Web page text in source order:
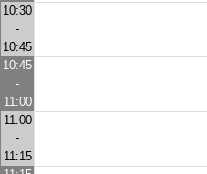
10:30
-
10:45
10:45
-
11:00
11:00
-
11:15